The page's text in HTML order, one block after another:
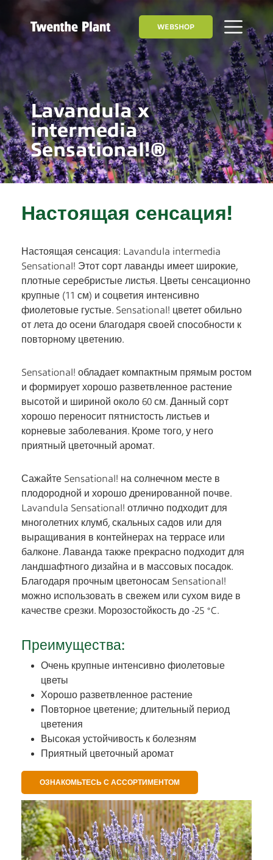
WEBSHOP
Lavandula x
intermedia
Sensational!®
Настоящая сенсация!
Настоящая сенсация: Lavandula intermedia
Sensational! Этот сорт лаванды имеет широкие,
плотные серебристые листья. Цветы сенсационно
крупные (11 см) и соцветия интенсивно
фиолетовые густые. Sensational! цветет обильно
от лета до осени благодаря своей способности к
повторному цветению.
Sensational! обладает компактным прямым ростом
и формирует хорошо разветвленное растение
высотой и шириной около 60 см. Данный сорт
хорошо переносит пятнистость листьев и
корневые заболевания. Кроме того, у него
приятный цветочный аромат.
Сажайте Sensational! на солнечном месте в
плодородной и хорошо дренированной почве.
Lavandula Sensational! отлично подходит для
многолетних клумб, скальных садов или для
выращивания в контейнерах на террасе или
балконе. Лаванда также прекрасно подходит для
ландшафтного дизайна и в массовых посадок.
Благодаря прочным цветоносам Sensational!
можно использовать в свежем или сухом виде в
качестве срезки. Морозостойкость до -25 °C.
Преимущества:
Очень крупные интенсивно фиолетовые
цветы
Хорошо разветвленное растение
Повторное цветение; длительный период
цветения
Высокая устойчивость к болезням
Приятный цветочный аромат
ОЗНАКОМЬТЕСЬ С АССОРТИМЕНТОМ